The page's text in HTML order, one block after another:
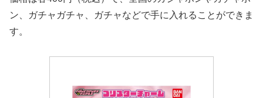
ン、ガチャガチャ、ガチャなどで手に入れることができま
す。